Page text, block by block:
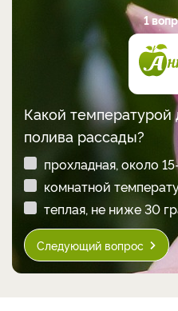
1
Какой
полива рассады?
прохладная, около
комнатной
теплая, не ниже 30
Следующий вопрос